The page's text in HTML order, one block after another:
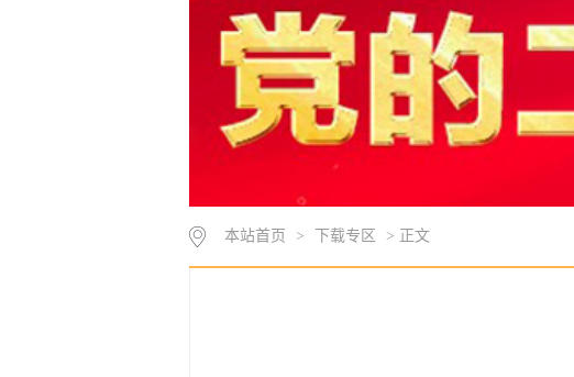
本站首页 > 下载专区 > 正文